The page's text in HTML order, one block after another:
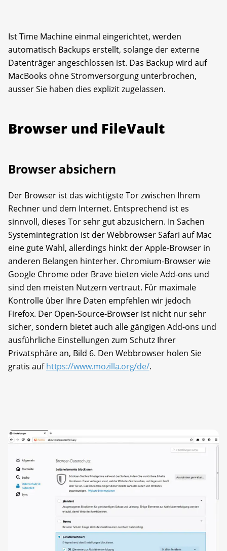
Ist Time Machine einmal eingerichtet, werden
automatisch Backups erstellt, solange der externe
Datenträger angeschlossen ist. Das Backup wird auf
MacBooks ohne Strom­versorgung unterbrochen,
ausser Sie haben dies explizit zugelassen.
Browser und FileVault
Browser absichern
Der Browser ist das wichtigste Tor zwischen Ihrem
Rechner und dem Internet. Entsprechend ist es
sinnvoll, dieses Tor sehr gut abzu­sichern. In Sachen
Systemintegration ist der Webbrowser Safari auf Mac
eine gute Wahl, allerdings hinkt der Apple-Browser in
anderen Belangen hinterher. Chromium-Browser wie
Google Chrome oder Brave bieten viele Add-ons und
sind den meisten Nutzern vertraut. Für maximale
Kontrolle über Ihre Daten empfehlen wir jedoch
Firefox. Der Open-Source-Browser ist nicht nur sehr
sicher, sondern bietet auch alle gängigen Add-ons und
ausführliche Einstellungen zum Schutz Ihrer
Privatsphäre an, Bild 6. Den Webbrowser holen Sie
gratis aufhttps://www.mozilla.org/de/.